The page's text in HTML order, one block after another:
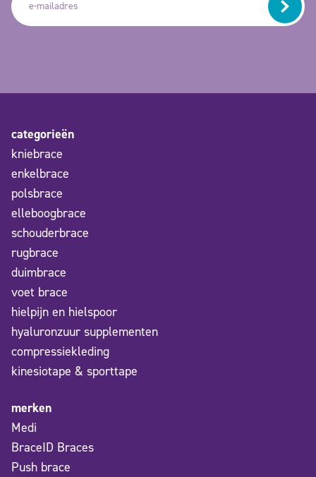
categorieën
kniebrace
enkelbrace
polsbrace
elleboogbrace
schouderbrace
rugbrace
duimbrace
voet brace
hielpijn en hielspoor
hyaluronzuur supplementen
compressiekleding
kinesiotape & sporttape
merken
Medi
BraceID Braces
Push brace